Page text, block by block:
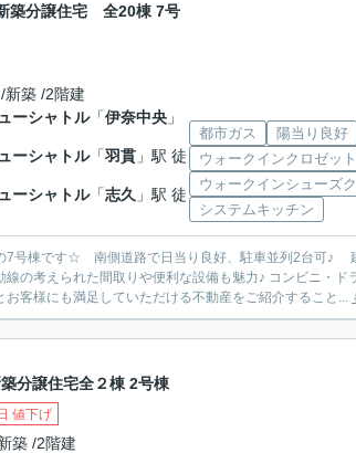
築分譲住宅 全20棟 7号
築 /2階建
ーシャトル「伊奈中央 」
ーシャトル「羽貫 」駅 徒
ーシャトル「志久 」駅 徒
都市ガス 陽当り良好
ウォークインクロゼット
ウォークインシューズ
システムキッチン
7号棟です☆ 南側道路で日当り良好、駐車並列2台可♪
の考えられた間取りや便利な設備も魅力♪ コンビニ・ド
客様にも満足していただける不動産をご紹介すること...
分譲住宅全２棟 2号棟
値下げ
築 /2階建